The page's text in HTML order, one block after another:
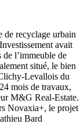
de recyclage urbain
avait
de l’immeuble de
situé, le bien
Levallois du
mois de travaux,
M&G Real-Estate.
Novaxia+, le projet
Bard